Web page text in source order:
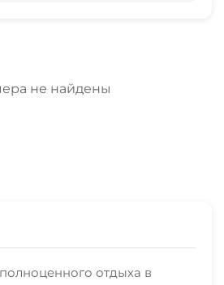
не найдены
отдыха в